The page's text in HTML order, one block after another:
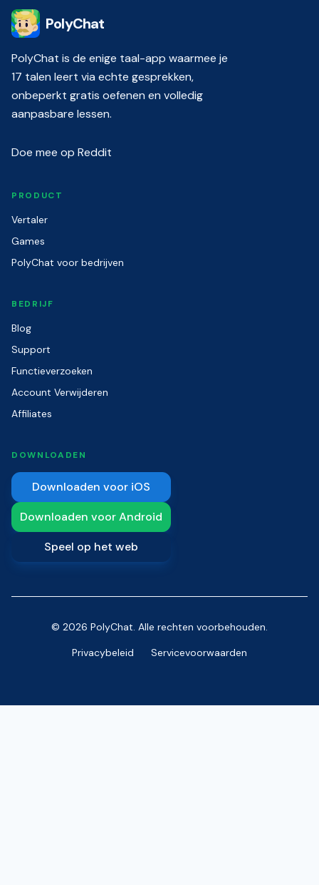
PolyChat
PolyChat is de enige taal-app waarmee je
17 talen leert via echte gesprekken,
onbeperkt gratis oefenen en volledig
aanpasbare lessen.
Doe mee op Reddit
PRODUCT
Vertaler
Games
PolyChat voor bedrijven
BEDRIJF
Blog
Support
Functieverzoeken
Account Verwijderen
Affiliates
DOWNLOADEN
Downloaden voor iOS
Downloaden voor Android
Speel op het web
© 2026 PolyChat. Alle rechten voorbehouden.
Privacybeleid
Servicevoorwaarden